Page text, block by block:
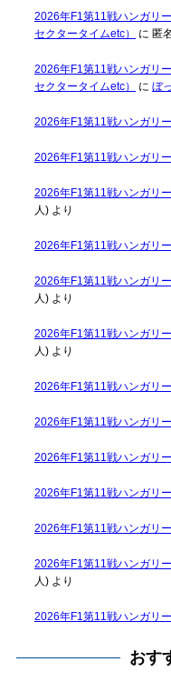
2026年F1第11戦ハンガリ
セクタータイムetc）
に 匿名
2026年F1第11戦ハンガリ
セクタータイムetc）
に ぼ
2026年F1第11戦ハンガリ
2026年F1第11戦ハンガリ
2026年F1第11戦ハンガリ
人)より
2026年F1第11戦ハンガリ
2026年F1第11戦ハンガリ
人)より
2026年F1第11戦ハンガリ
人)より
2026年F1第11戦ハンガリ
2026年F1第11戦ハンガリ
2026年F1第11戦ハンガリ
2026年F1第11戦ハンガリ
2026年F1第11戦ハンガリ
2026年F1第11戦ハンガリ
人)より
2026年F1第11戦ハンガリ
おす